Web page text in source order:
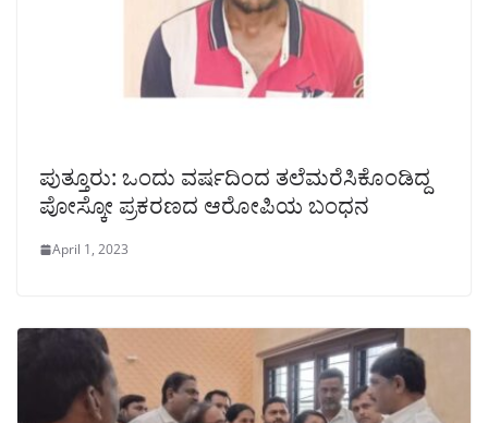
ಪುತ್ತೂರು: ಒಂದು ವರ್ಷದಿಂದ ತಲೆಮರೆಸಿಕೊಂಡಿದ್ದ
ಪೋಸ್ಕೋ ಪ್ರಕರಣದ ಆರೋಪಿಯ ಬಂಧನ
April 1, 2023